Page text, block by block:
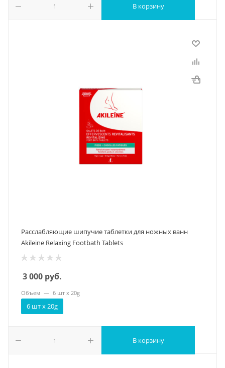
В корзину
Расслабляющие шипучие таблетки для ножных ванн
Akileine Relaxing Footbath Tablets
3 000 руб.
Объем — 6 шт х 20g
6 шт х 20g
В корзину